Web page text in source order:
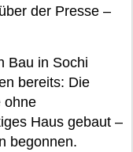
der Presse –
Bau in Sochi
bereits: Die
ohne
Haus gebaut –
begonnen.